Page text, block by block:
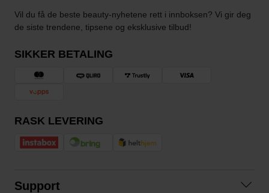
Vil du få de beste beauty-nyhetene rett i innboksen? Vi gir deg
de siste trendene, tipsene og eksklusive tilbud!
SIKKER BETALING
RASK LEVERING
Support